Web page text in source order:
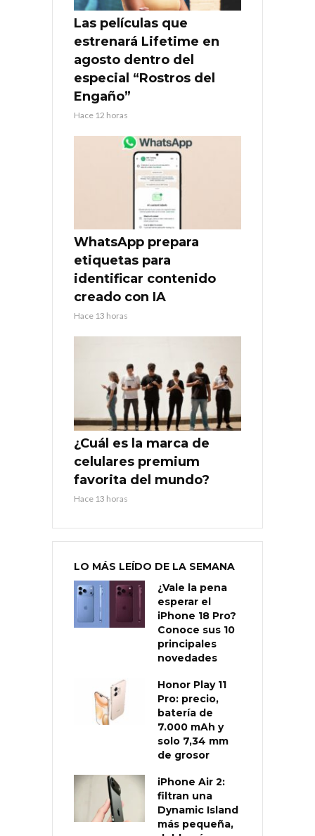
Las películas que
estrenará Lifetime en
agosto dentro del
especial “Rostros del
Engaño”
Hace 12 horas
WhatsApp prepara
etiquetas para
identificar contenido
creado con IA
Hace 13 horas
¿Cuál es la marca de
celulares premium
favorita del mundo?
Hace 13 horas
LO MÁS LEÍDO DE LA SEMANA
¿Vale la pena
esperar el
iPhone 18 Pro?
Conoce sus 10
principales
novedades
Honor Play 11
Pro: precio,
batería de
7.000 mAh y
solo 7,34 mm
de grosor
iPhone Air 2:
filtran una
Dynamic Island
más pequeña,